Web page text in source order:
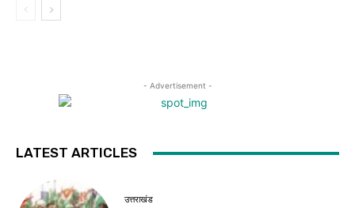
- Advertisement -
LATEST ARTICLES
उत्तराखंड